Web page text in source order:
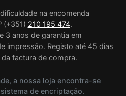
na encomenda
(+351) 210 195 474.
3 anos de garantia em
impressão. Registo até 45 dias
factura de compra.
a nossa loja encontra-se
de encriptação.